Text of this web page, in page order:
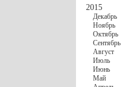
2015
Декабрь
Ноябрь
Октябрь
Сентябрь
Август
Июль
Июнь
Май